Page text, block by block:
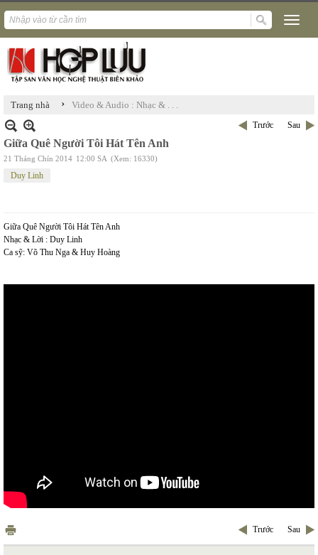
Trang nhà › Video & Audio : Nhạc & . . .
Trước Sau
Giữa Quê Người Tôi Hát Tên Anh
21 Tháng Chín 2014 12:00 SA (Xem: 16330)
Duy Linh
Giữa Quê Người Tôi Hát Tên Anh
Nhạc & Lời : Duy Linh
Ca sỹ: Võ Thu Nga & Huy Hoàng
Trước Sau